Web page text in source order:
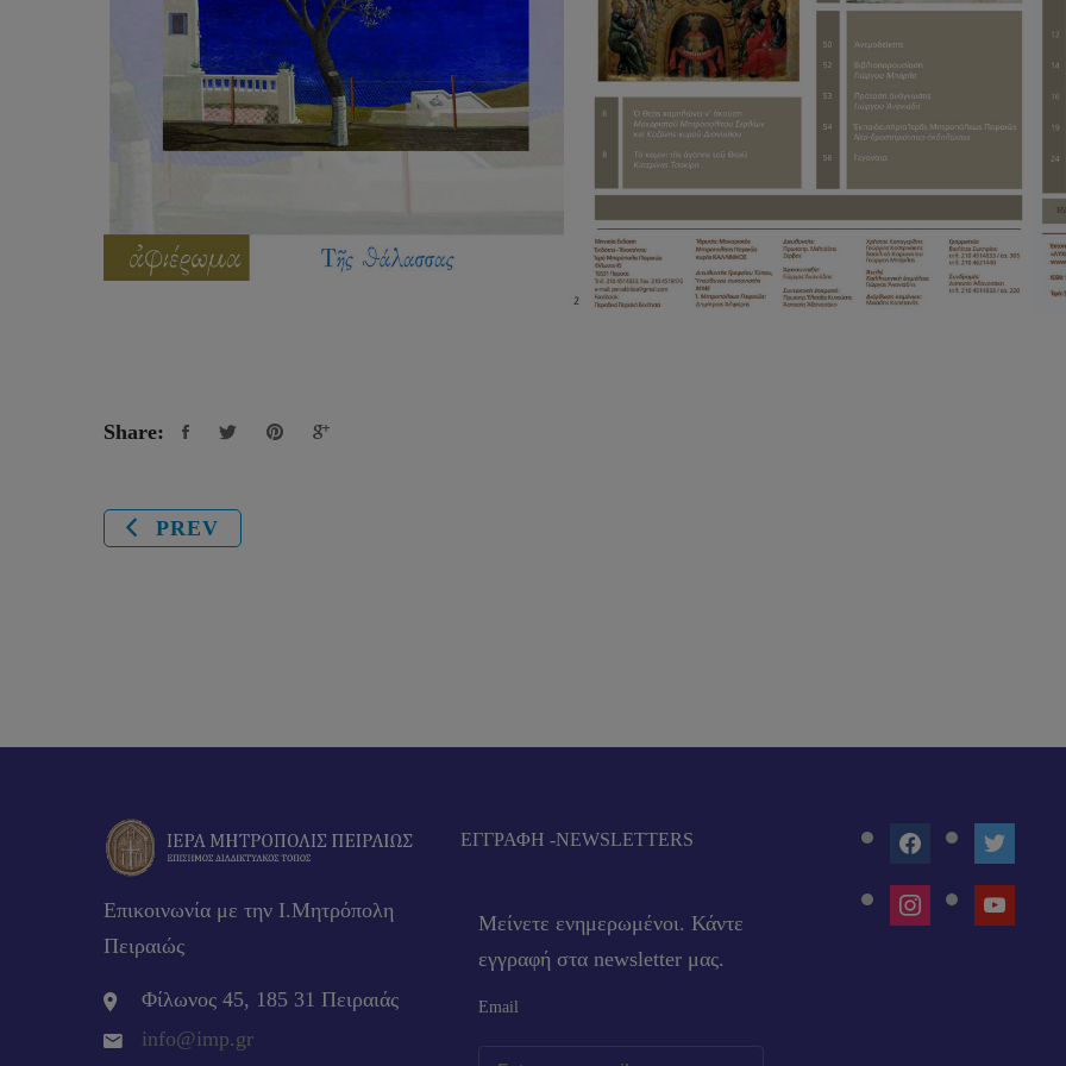
Share:
PREV
Επικοινωνία με την Ι.Μητρόπολη
Πειραιώς
Φίλωνος 45, 185 31 Πειραιάς
info@imp.gr
EΓΓΡΑΦΉ -NEWSLETTERS
Μείνετε ενημερωμένοι. Κάντε
εγγραφή στα newsletter μας.
Email
FACEBOOKTWITTER
INSTAGRAM